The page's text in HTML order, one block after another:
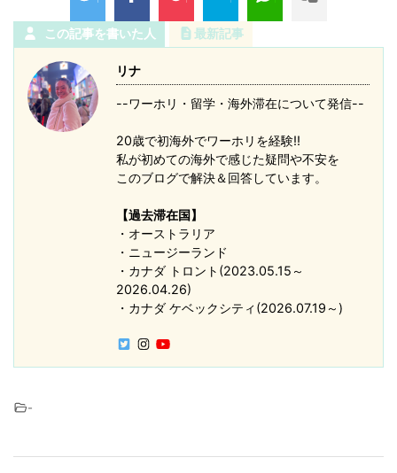
この記事を書いた人 最新記事
リナ
--ワーホリ・留学・海外滞在について発信--
20歳で初海外でワーホリを経験!!
私が初めての海外で感じた疑問や不安を
このブログで解決＆回答しています。
【過去滞在国】
・オーストラリア
・ニュージーランド
・カナダ トロント(2023.05.15～
2026.04.26)
・カナダ ケベックシティ(2026.07.19～)
-